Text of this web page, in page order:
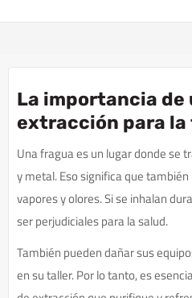
La importancia de
extracción para la
Una fragua es un lugar donde se
y metal. Eso significa que
vapores y olores. Si se inhalan
ser perjudiciales para la salud.
También pueden dañar sus
en su taller. Por lo tanto, es